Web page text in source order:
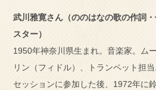
武川雅寛さん（ののはなの歌の作詞
スター）
1950年神奈川県生まれ。音楽家。ム
リン（フィドル）、トランペット担
セッションに参加した後、1972年に